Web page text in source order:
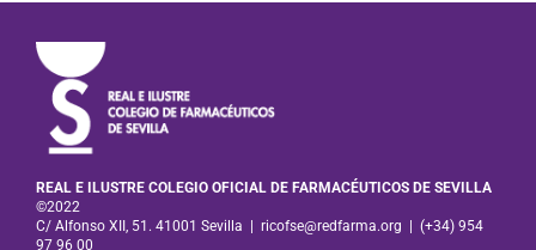
REAL E ILUSTRE COLEGIO OFICIAL DE FARMACÉUTICOS DE SEVILLA
©2022
C/ Alfonso XII, 51. 41001 Sevilla
ricofse@redfarma.org
(+34) 954
97 96 00